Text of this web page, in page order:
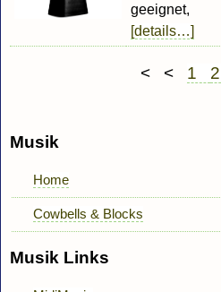
geeignet,
[details…]
< < 1
Musik
Home
Cowbells & Blocks
Musik Links